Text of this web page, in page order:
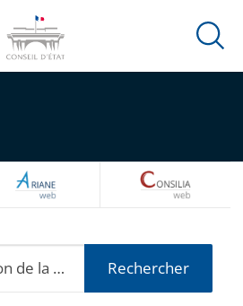
Ouvrir
ARIANEWEB
Rechercher